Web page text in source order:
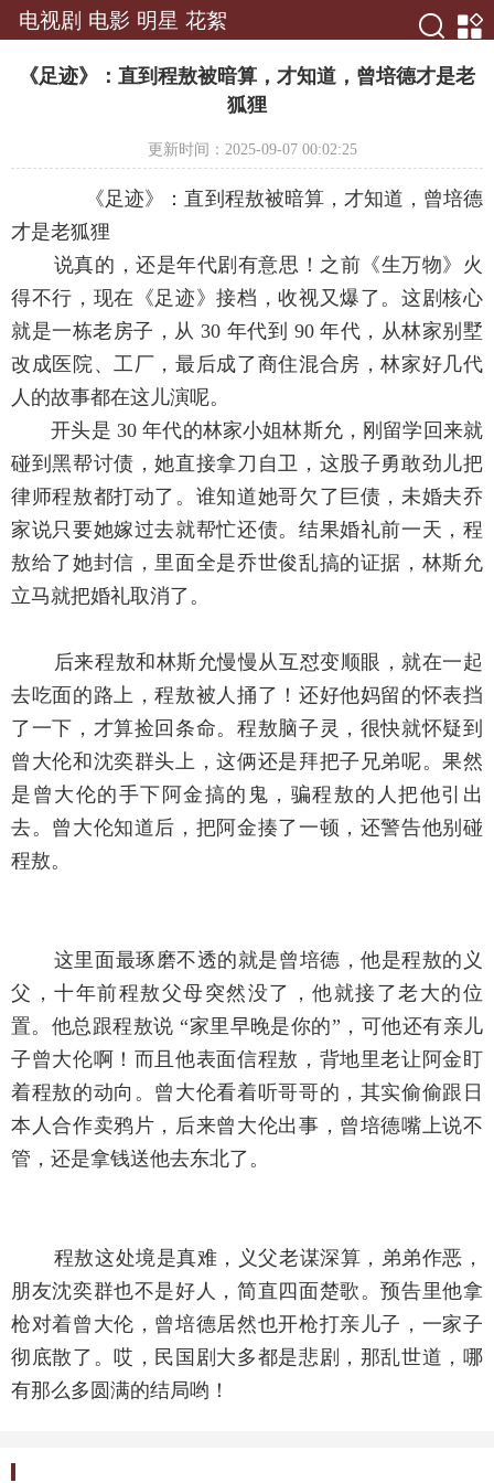
电视剧 电影 明星 花絮
《足迹》：直到程敖被暗算，才知道，曾培德才是老
狐狸
更新时间：2025-09-07 00:02:25
《足迹》：直到程敖被暗算，才知道，曾培德
才是老狐狸
说真的，还是年代剧有意思！之前《生万物》火
得不行，现在《足迹》接档，收视又爆了。这剧核心
就是一栋老房子，从 30 年代到 90 年代，从林家别墅
改成医院、工厂，最后成了商住混合房，林家好几代
人的故事都在这儿演呢。
开头是 30 年代的林家小姐林斯允，刚留学回来就
碰到黑帮讨债，她直接拿刀自卫，这股子勇敢劲儿把
律师程敖都打动了。谁知道她哥欠了巨债，未婚夫乔
家说只要她嫁过去就帮忙还债。结果婚礼前一天，程
敖给了她封信，里面全是乔世俊乱搞的证据，林斯允
立马就把婚礼取消了。
后来程敖和林斯允慢慢从互怼变顺眼，就在一起
去吃面的路上，程敖被人捅了！还好他妈留的怀表挡
了一下，才算捡回条命。程敖脑子灵，很快就怀疑到
曾大伦和沈奕群头上，这俩还是拜把子兄弟呢。果然
是曾大伦的手下阿金搞的鬼，骗程敖的人把他引出
去。曾大伦知道后，把阿金揍了一顿，还警告他别碰
程敖。
这里面最琢磨不透的就是曾培德，他是程敖的义
父，十年前程敖父母突然没了，他就接了老大的位
置。他总跟程敖说 “家里早晚是你的”，可他还有亲儿
子曾大伦啊！而且他表面信程敖，背地里老让阿金盯
着程敖的动向。曾大伦看着听哥哥的，其实偷偷跟日
本人合作卖鸦片，后来曾大伦出事，曾培德嘴上说不
管，还是拿钱送他去东北了。
程敖这处境是真难，义父老谋深算，弟弟作恶，
朋友沈奕群也不是好人，简直四面楚歌。预告里他拿
枪对着曾大伦，曾培德居然也开枪打亲儿子，一家子
彻底散了。哎，民国剧大多都是悲剧，那乱世道，哪
有那么多圆满的结局哟！